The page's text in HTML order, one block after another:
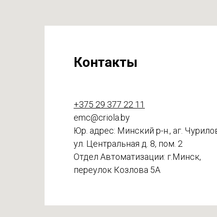
Контакты
+375 29 377 22 11
emc@criola.by
Юр. адрес: Минский р-н., аг.
ул. Центральная д. 8, пом. 2
Отдел Автоматизации: г.Минск,
переулок Козлова 5А